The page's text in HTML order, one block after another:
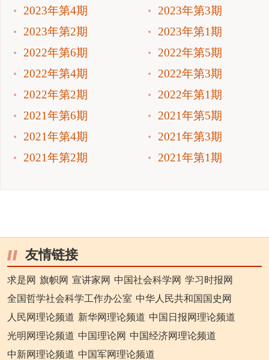
2023年第4期
2023年第3期
2023年第2期
2023年第1期
2022年第6期
2022年第5期
2022年第4期
2022年第3期
2022年第2期
2022年第1期
2021年第6期
2021年第5期
2021年第4期
2021年第3期
2021年第2期
2021年第1期
友情链接
求是网 旗帜网 宣讲家网 中国社会科学网 学习时报网
全国哲学社会科学工作办公室 中华人民共和国国史网
人民网理论频道 新华网理论频道 中国日报网理论频道
光明网理论频道 中国理论网 中国经济网理论频道
中新网理论频道 中国军网理论频道